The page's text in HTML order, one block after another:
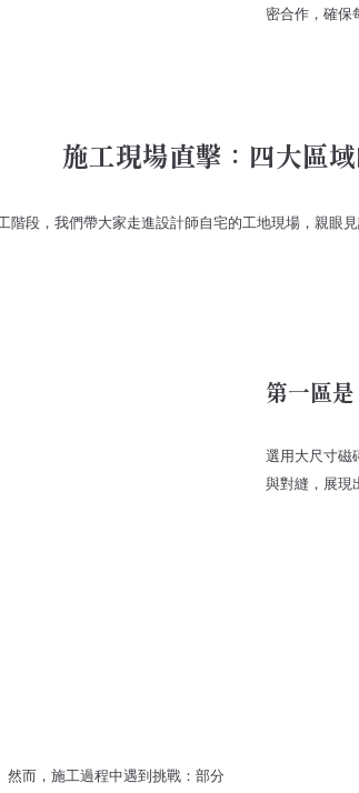
密合作，確保
施工現場直擊：四大區
階段，我們帶大家走進設計師自宅的工地現場，親眼見
第一區
選用大尺寸磁
與對縫，展現
而，施工過程中遇到挑戰：部分